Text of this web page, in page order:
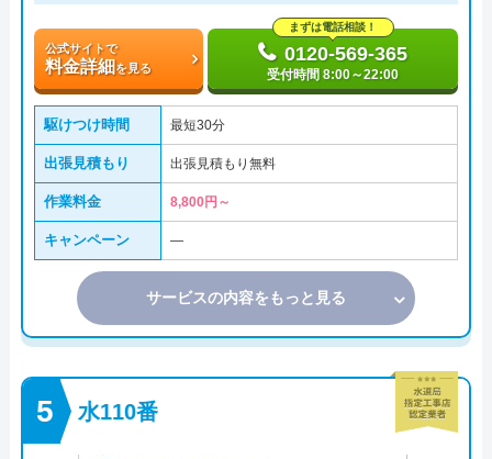
公式サイトで
料金詳細を見る
まずは電話相談！
0120-569-365
受付時間 8:00～22:00
駆けつけ時間 最短30分
出張見積もり 出張見積もり無料
作業料金 8,800円～
キャンペーン ―
サービスの内容をもっと見る
水110番